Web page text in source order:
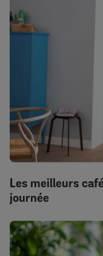
Les meilleurs
journée